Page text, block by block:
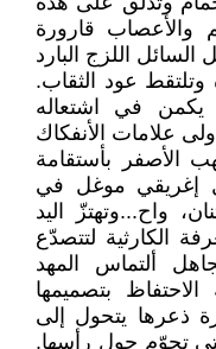
والأعصاب قارورة
اللزج البارد
وتلتقط عود الثقاب.
يكمن في اشتعاله
علامات الأنفكاك
الأصفر بأستقامة
إغريقي موغل في
واح...وتهتزّ اليد
الكارثية لتتصدّع
ألتماس المهد
بتصميمها
ذعرها يتحول إلى
تحوّم حول رأسها.